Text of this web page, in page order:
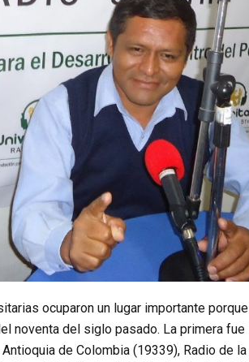
ocuparon un lugar importante
noventa del siglo pasado. La primera
de Colombia (19339), Radio de